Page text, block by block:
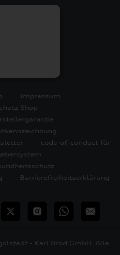
Impressum
Shop
code-of-conduct für
Barrierefreiheitserklärung
Twitter InstagramWhatsApp
E-
- Karl Brod GmbH. Alle